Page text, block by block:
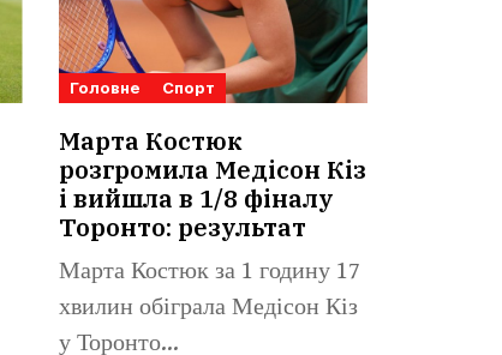
Головне Спорт
Марта Костюк
розгромила Медісон Кіз
і вийшла в 1/8 фіналу
Торонто: результат
Марта Костюк за 1 годину 17
хвилин обіграла Медісон Кіз
у Торонто...